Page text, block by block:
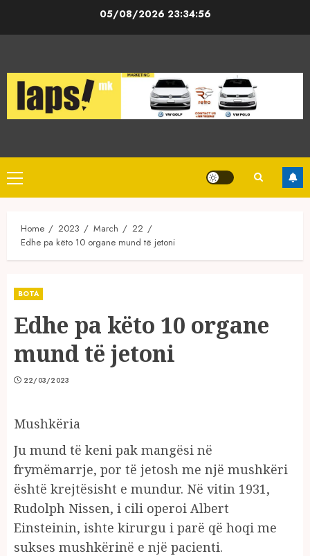
05/08/202623:34:57
Primary
Menu
Home 2023 March
22
Edhe pa këto 10 organe mund të jetoni
BOTA
Edhe pa këto 10 organe
mund të jetoni
22/03/2023
Mushkëria
Ju mund të keni pak mangësi në
frymëmarrje, por të jetosh me një mushkëri
është krejtësisht e mundur. Në vitin 1931,
Rudolph Nissen, i cili operoi Albert
Einsteinin, ishte kirurgu i parë që hoqi me
sukses mushkërinë e një pacienti.